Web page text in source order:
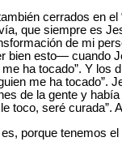
cerrados en
que siempre es
de mi
bien esto— cuando
ha tocado”. Y
me ha
de la gente y
toco, seré curada”.
porque tenemos